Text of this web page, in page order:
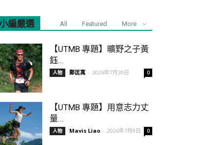
編嚴選 All Featured More
【UTMB 專題】曠野之子黃
鈺...
人物 鄭匡寓 - 2026年7月20日 0
【UTMB 專題】用意志力丈
量...
人物 Mavis Liao - 2026年7月9日 0